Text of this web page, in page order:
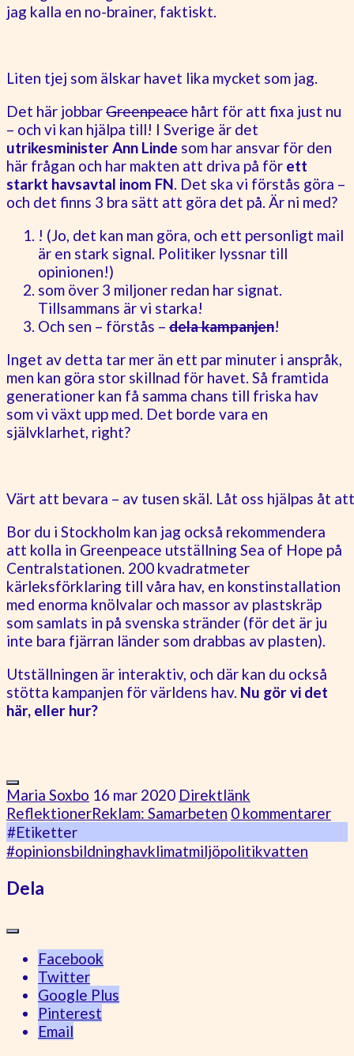
jag kalla en no-brainer, faktiskt.
Liten tjej som älskar havet lika mycket som jag.
Det här jobbarGreenpeace hårt för att fixa just nu
– och vi kan hjälpa till! I Sverige är det
utrikesminister Ann Linde som har ansvar för den
här frågan och har makten att driva på för ett
starkt havsavtal inom FN. Det ska vi förstås göra –
och det finns 3 bra sätt att göra det på. Är ni med?
! (Jo, det kan man göra, och ett personligt mail
är en stark signal. Politiker lyssnar till
opinionen!)
som över 3 miljoner redan har signat.
Tillsammans är vi starka!
Och sen – förstås – dela kampanjen!
Inget av detta tar mer än ett par minuter i anspråk,
men kan göra stor skillnad för havet. Så framtida
generationer kan få samma chans till friska hav
som vi växt upp med. Det borde vara en
självklarhet, right?
Värt att bevara – av tusen skäl. Låt oss hjälpas åt
Bor du i Stockholm kan jag också rekommendera
att kolla in Greenpeace utställning Sea of Hope på
Centralstationen. 200 kvadratmeter
kärleksförklaring till våra hav, en konstinstallation
med enorma knölvalar och massor av plastskräp
som samlats in på svenska stränder (för det är ju
inte bara fjärran länder som drabbas av plasten).
Utställningen är interaktiv, och där kan du också
stötta kampanjen för världens hav. Nu gör vi det
här, eller hur?
Maria Soxbo 16 mar 2020 Direktlänk
ReflektionerReklam: Samarbeten 0 kommentarer
#Etiketter
#opinionsbildninghavklimatmiljöpolitikvatten
Dela
Facebook
Twitter
Google Plus
Pinterest
Email